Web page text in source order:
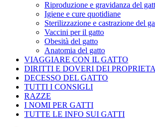
Riproduzione e gravidanza del
Igiene e cure quotidiane
Sterilizzazione e castrazione del
Vaccini per il gatto
Obesità del gatto
Anatomia del gatto
VIAGGIARE CON IL GATTO
DIRITTI E DOVERI DEI
DECESSO DEL GATTO
TUTTI I CONSIGLI
RAZZE
I NOMI PER GATTI
TUTTE LE INFO SUI GATTI